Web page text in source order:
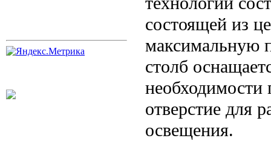
состоящей из
максимальную
столб
необходимости
отверстие для
освещения.